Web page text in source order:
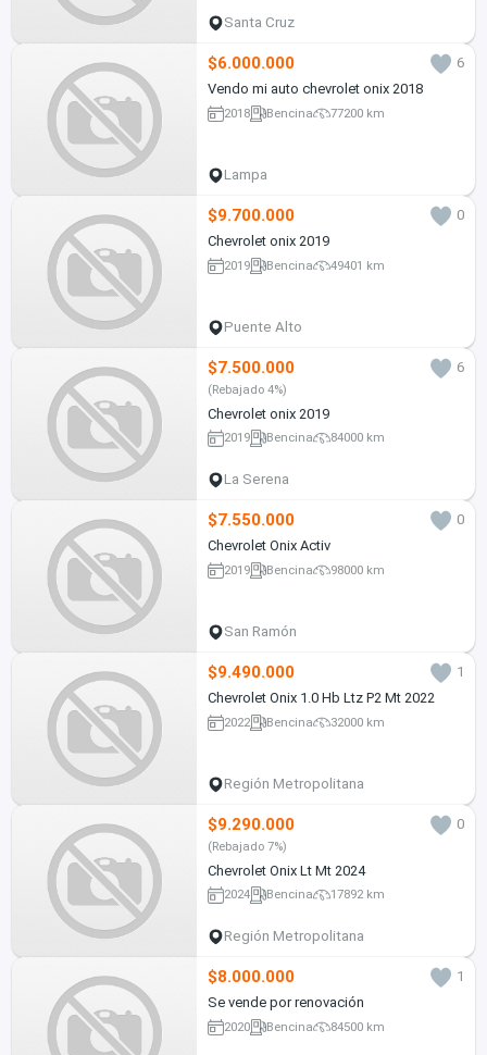
Santa Cruz
$6.000.000
6
Vendo mi auto chevrolet onix 2018
2018 Bencina 77200 km
Lampa
$9.700.000
0
Chevrolet onix 2019
2019 Bencina 49401 km
Puente Alto
$7.500.000 6
(Rebajado 4%)
Chevrolet onix 2019
2019 Bencina 84000 km
La Serena
$7.550.000
0
Chevrolet Onix Activ
2019 Bencina 98000 km
San Ramón
$9.490.000
1
Chevrolet Onix 1.0 Hb Ltz P2 Mt 2022
2022 Bencina 32000 km
Región Metropolitana
$9.290.000 0
(Rebajado 7%)
Chevrolet Onix Lt Mt 2024
2024 Bencina 17892 km
Región Metropolitana
$8.000.000
1
Se vende por renovación
2020 Bencina 84500 km